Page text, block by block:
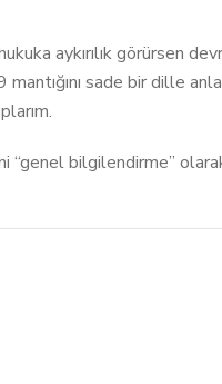
aykırılık görürsen
sade bir dille
“genel bilgilendirme”